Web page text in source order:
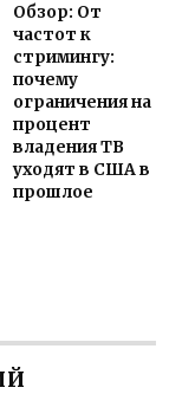
Обзор: От
частот к
стримингу:
почему
ограничения на
процент
владения ТВ
уходят в США в
прошлое